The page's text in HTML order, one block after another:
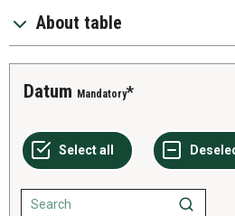
About table
Datum Mandatory